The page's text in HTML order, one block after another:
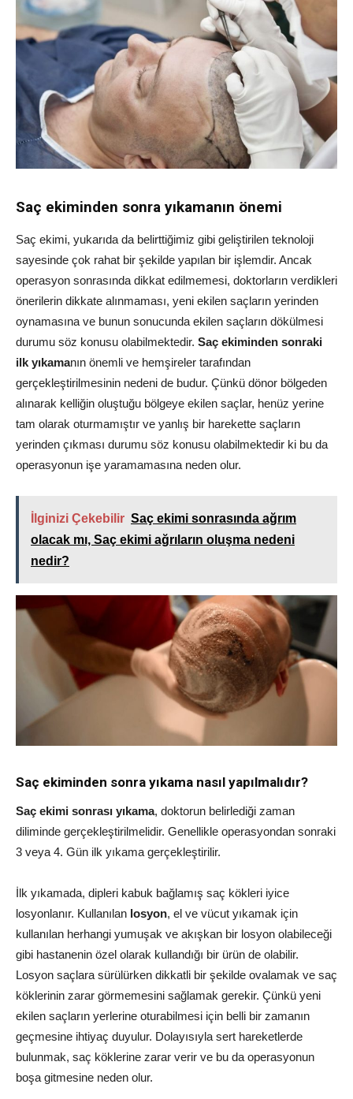
Saç ekiminden sonra yıkamanın önemi
Saç ekimi, yukarıda da belirttiğimiz gibi geliştirilen teknoloji
sayesinde çok rahat bir şekilde yapılan bir işlemdir. Ancak
operasyon sonrasında dikkat edilmemesi, doktorların verdikleri
önerilerin dikkate alınmaması, yeni ekilen saçların yerinden
oynamasına ve bunun sonucunda ekilen saçların dökülmesi
durumu söz konusu olabilmektedir. Saç ekiminden sonraki
ilk yıkamanın önemli ve hemşireler tarafından
gerçekleştirilmesinin nedeni de budur. Çünkü dönor bölgeden
alınarak kelliğin oluştuğu bölgeye ekilen saçlar, henüz yerine
tam olarak oturmamıştır ve yanlış bir harekette saçların
yerinden çıkması durumu söz konusu olabilmektedir ki bu da
operasyonun işe yaramamasına neden olur.
İlginizi Çekebilir Saç ekimi sonrasında ağrım
olacak mı, Saç ekimi ağrıların oluşma nedeni
nedir?
Saç ekiminden sonra yıkama nasıl yapılmalıdır?
Saç ekimi sonrası yıkama, doktorun belirlediği zaman
diliminde gerçekleştirilmelidir. Genellikle operasyondan sonraki
3 veya 4. Gün ilk yıkama gerçekleştirilir.
İlk yıkamada, dipleri kabuk bağlamış saç kökleri iyice
losyonlanır. Kullanılan losyon, el ve vücut yıkamak için
kullanılan herhangi yumuşak ve akışkan bir losyon olabileceği
gibi hastanenin özel olarak kullandığı bir ürün de olabilir.
Losyon saçlara sürülürken dikkatli bir şekilde ovalamak ve saç
köklerinin zarar görmemesini sağlamak gerekir. Çünkü yeni
ekilen saçların yerlerine oturabilmesi için belli bir zamanın
geçmesine ihtiyaç duyulur. Dolayısıyla sert hareketlerde
bulunmak, saç köklerine zarar verir ve bu da operasyonun
boşa gitmesine neden olur.